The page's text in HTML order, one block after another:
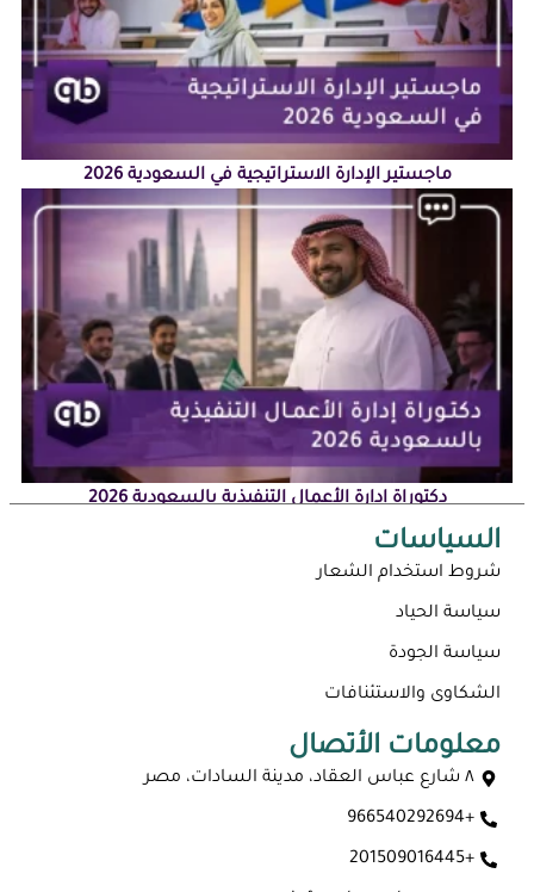
ماجستير الإدارة الاستراتيجية في السعودية 2026
دكتوراة إدارة الأعمال التنفيذية بالسعودية 2026
ماجستير عن بعد معتمد في السعودية 2026
السياسات
شروط استخدام الشعار
سياسة الحياد
سياسة الجودة
الشكاوى والاستئنافات
معلومات الأتصال
٨ شارع عباس العقاد، مدينة السادات، مصر
+966540292694
+201509016445